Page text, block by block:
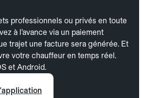
professionnels ou privés en toute
à l’avance via un paiement
trajet une facture sera générée. Et
votre chauffeur en temps réel.
et Android.